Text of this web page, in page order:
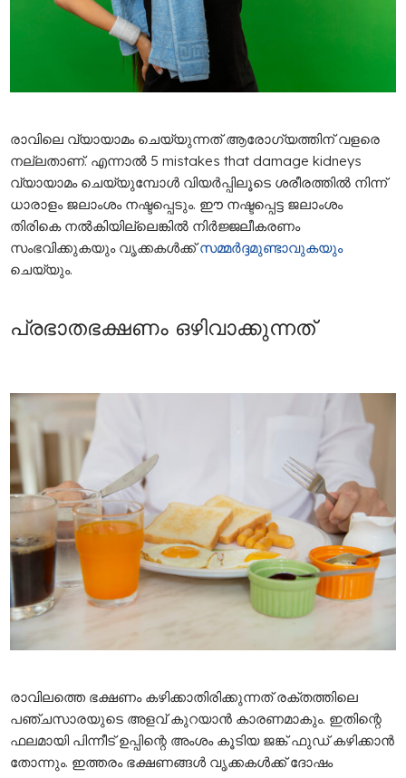
രാവിലെ വ്യായാമം ചെയ്യുന്നത് ആരോഗ്യത്തിന് വളരെ
നല്ലതാണ്. എന്നാൽ 5 mistakes that damage kidneys
വ്യായാമം ചെയ്യുമ്പോൾ വിയർപ്പിലൂടെ ശരീരത്തിൽ നിന്ന്
ധാരാളം ജലാംശം നഷ്ടപ്പെടും. ഈ നഷ്ടപ്പെട്ട ജലാംശം
തിരികെ നൽകിയില്ലെങ്കിൽ നിർജ്ജലീകരണം
സംഭവിക്കുകയും വൃക്കകൾക്ക്സമ്മർദ്ദമുണ്ടാവുകയും
ചെയ്യും.
പ്രഭാതഭക്ഷണം ഒഴിവാക്കുന്നത്
രാവിലത്തെ ഭക്ഷണം കഴിക്കാതിരിക്കുന്നത് രക്തത്തിലെ
പഞ്ചസാരയുടെ അളവ് കുറയാൻ കാരണമാകും. ഇതിന്റെ
ഫലമായി പിന്നീട് ഉപ്പിന്റെ അംശം കൂടിയ ജങ്ക് ഫുഡ് കഴിക്കാൻ
തോന്നും. ഇത്തരം ഭക്ഷണങ്ങൾ വൃക്കകൾക്ക് ദോഷം